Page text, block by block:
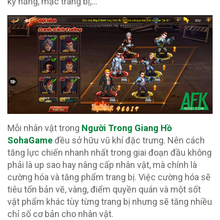
Mỗi nhân vật trong Người Trong Giang Hồ
SohaGameđều sở hữu vũ khí đặc trưng. Nên cách
tăng lực chiến nhanh nhất trong giai đoạn đầu không
phải là up sao hay nâng cấp nhân vật, mà chính là
cường hóa và tăng phẩm trang bị. Việc cường hóa sẽ
tiêu tốn bản vẽ, vàng, điểm quyền quán và một sốt
vật phẩm khác tùy từng trang bị nhưng sẽ tăng nhiều
chỉ số cơ bản cho nhân vật.